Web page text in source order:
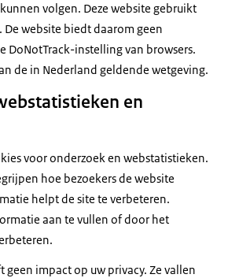
volgen. Deze website gebruikt
website biedt daarom geen
DoNotTrack-instelling van browsers.
de in Nederland geldende wetgeving.
en
voor onderzoek en webstatistieken.
hoe bezoekers de website
helpt de site te verbeteren.
aan te vullen of door het
geen impact op uw privacy. Ze vallen